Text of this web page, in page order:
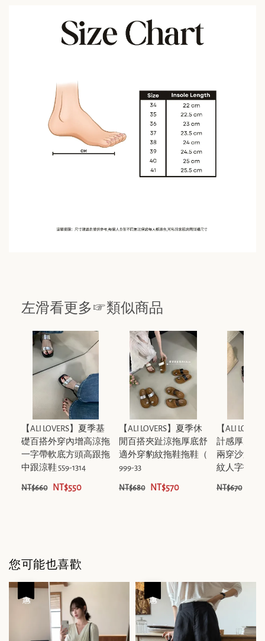
左滑看更多☞類似商品
【ALI LOVERS】夏季基
礎百搭外穿內增高涼拖
一字帶軟底方頭高跟拖
中跟涼鞋 559-1314
NT$660 NT$550
【ALI LOVERS】夏季休
閒百搭夾趾涼拖厚底舒
適外穿豹紋拖鞋拖鞋（
999-33
NT$680 NT$570
【ALI
計感厚底外
兩穿沙灘度
紋人字拖人
NT$670
您可能也喜歡